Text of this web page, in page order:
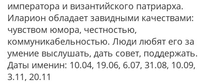
императора и византийского патриарха.
Иларион обладает завидными качествами:
чувством юмора, честностью,
коммуникабельностью. Люди любят его за
умение выслушать, дать совет, поддержать.
Даты именин: 10.04, 19.06, 6.07, 31.08, 10.09,
3.11, 20.11